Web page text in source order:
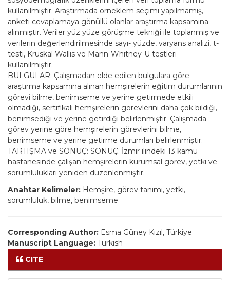
kullanılmıştır. Araştırmada örneklem seçimi yapılmamış,
anketi cevaplamaya gönüllü olanlar araştırma kapsamına
alınmıştır. Veriler yüz yüze görüşme tekniği ile toplanmış ve
verilerin değerlendirilmesinde sayı- yüzde, varyans analizi, t-
testi, Kruskal Wallis ve Mann-Whitney-U testleri
kullanılmıştır.
BULGULAR: Çalışmadan elde edilen bulgulara göre
araştırma kapsamına alınan hemşirelerin eğitim durumlarının
görevi bilme, benimseme ve yerine getirmede etkili
olmadığı, sertifikalı hemşirelerin görevlerini daha çok bildiği,
benimsediği ve yerine getirdiği belirlenmiştir. Çalışmada
görev yerine göre hemşirelerin görevlerini bilme,
benimseme ve yerine getirme durumları belirlenmiştir.
TARTIŞMA ve SONUÇ: SONUÇ: İzmir ilindeki 13 kamu
hastanesinde çalışan hemşirelerin kurumsal görev, yetki ve
sorumlulukları yeniden düzenlenmiştir.
Anahtar Kelimeler: Hemşire, görev tanımı, yetki,
sorumluluk, bilme, benimseme
Corresponding Author: Esma Güney Kızıl, Türkiye
Manuscript Language: Turkish
CITE